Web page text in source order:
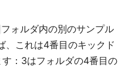
フォルダ内の別のサンプル
、これは4番目のキックド
：3はフォルダの4番目の